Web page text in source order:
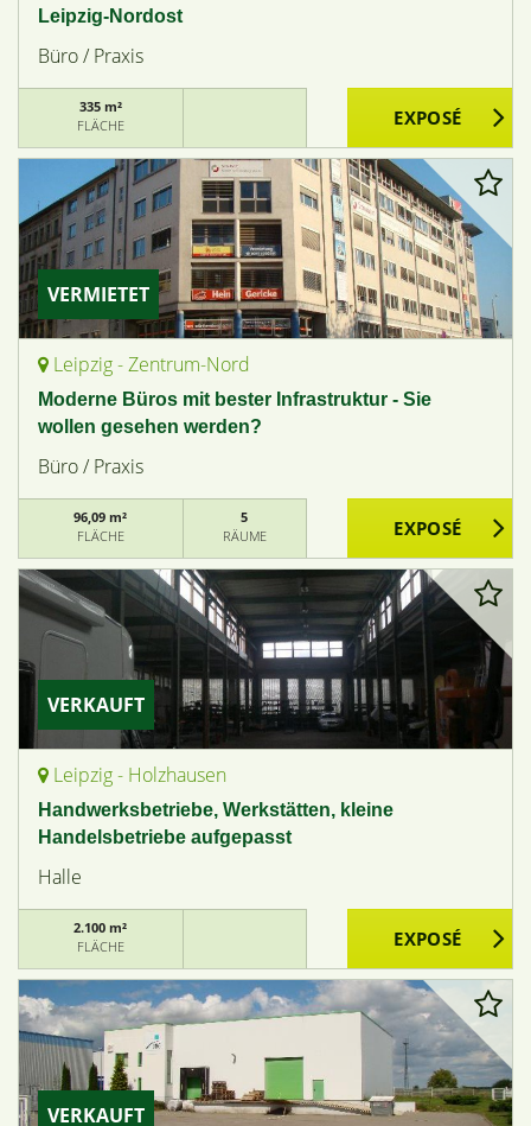
Leipzig-Nordost
Büro / Praxis
335 m²
FLÄCHE
VERMIETET
Leipzig - Zentrum-Nord
Moderne Büros mit bester Infrastruktur - Sie
wollen gesehen werden?
Büro / Praxis
96,09 m²
FLÄCHE
5
RÄUME
VERKAUFT
Leipzig - Holzhausen
Handwerksbetriebe, Werkstätten, kleine
Handelsbetriebe aufgepasst
Halle
2.100 m²
FLÄCHE
VERKAUFT